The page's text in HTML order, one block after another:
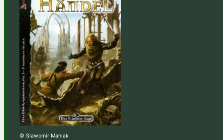
© Slawomir Maniak